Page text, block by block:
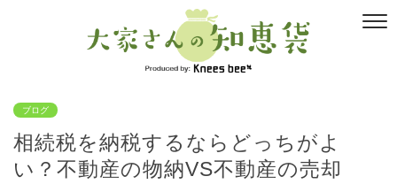
ブログ
相続税を納税するならどっちがよ
い？不動産の物納VS不動産の売却